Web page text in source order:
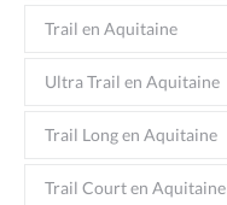
Trail en Aquitaine
Ultra Trail en Aquitaine
Trail Long en Aquitaine
Trail Court en Aquitaine